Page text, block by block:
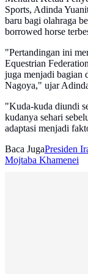
Sports, Adinda
baru bagi olahraga
borrowed horse
"Pertandingan ini
Equestrian
juga menjadi bagian
Nagoya," ujar
"Kuda-kuda diundi
kudanya sehari
adaptasi menjadi
Baca JugaPresiden
Mojtaba Khamenei